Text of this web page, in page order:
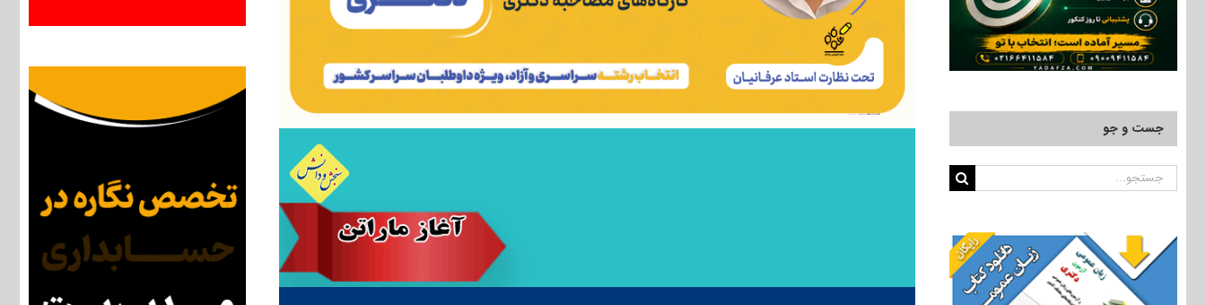
جست و جو
جستجو